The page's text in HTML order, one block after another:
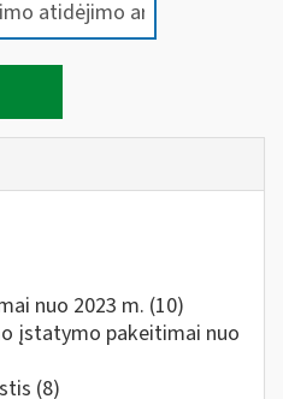
nuo 2023 m. (10)
įstatymo pakeitimai nuo
(8)